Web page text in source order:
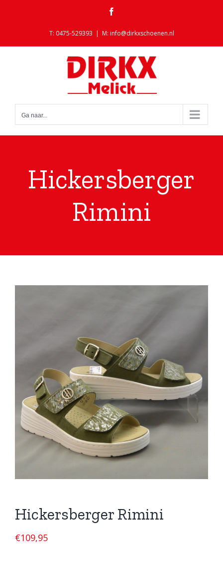
T: 0475-529393 | M: info@dirkxschoenen.nl
Ga naar...
Hickersberger
Rimini
Hickersberger Rimini
€109,95